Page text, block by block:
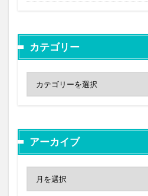
カテゴリー
アーカイブ